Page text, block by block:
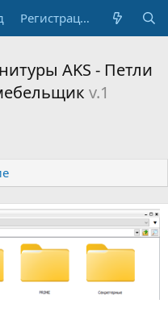
Регистрация
AKS - Петли
v.1